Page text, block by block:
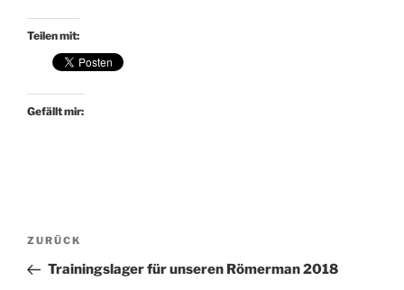
Teilen mit:
Gefällt mir:
Beitragsnavigation
Vorheriger
Beitrag
ZURÜCK
Trainingslager für unseren Römerman 2018